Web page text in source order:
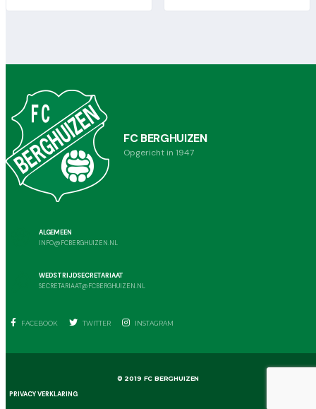
FC BERGHUIZEN
Opgericht in 1947
ALGEMEEN
INFO@FCBERGHUIZEN.NL
WEDSTRIJDSECRETARIAAT
SECRETARIAAT@FCBERGHUIZEN.NL
FACEBOOK TWITTER INSTAGRAM
© 2019 FC BERGHUIZEN
PRIVACY VERKLARING